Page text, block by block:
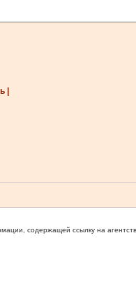
|
содержащей ссылку на